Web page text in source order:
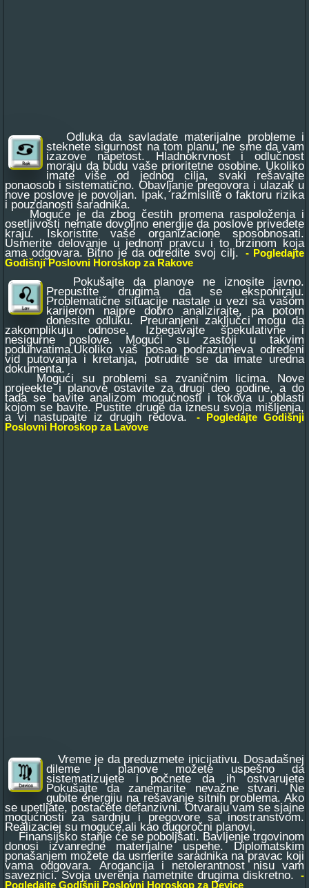
Odluka da savladate materijalne probleme i
steknete sigurnost na tom planu, ne sme da vam
izazove napetost. Hladnokrvnost i odlučnost
moraju da budu vaše prioritetne osobine. Ukoliko
imate više od jednog cilja, svaki rešavajte
ponaosob i sistematično. Obavljanje pregovora i ulazak u
nove poslove je povoljan. Ipak, razmislite o faktoru rizika
i pouzdanosti saradnika.
Moguće je da zbog čestih promena raspoloženja i
osetljivosti nemate dovoljno energije da poslove privedete
kraju. Iskoristite vaše organizacione sposobnosati.
Usmerite delovanje u jednom pravcu i to brzinom koja
ama odgovara. Bitno je da odredite svoj cilj.
- Pogledajte
Godišnji Poslovni Horoskop za Rakove
Pokušajte da planove ne iznosite javno.
Prepustite drugima da se eksponiraju.
Problematične situacije nastale u vezi sa vašom
karijerom najpre dobro analizirajte, pa potom
donesite odluku. Preuranjeni zaključci mogu da
zakomplikuju odnose. Izbegavajte špekulativne i
nesigurne poslove. Mogući su zastoji u takvim
poduhvatima.Ukoliko vaš posao podrazumeva određeni
vid putovanja i kretanja, potrudite se da imate uredna
dokumenta.
Mogući su problemi sa zvaničnim licima. Nove
projeekte i planove ostavite za drugi deo godine, a do
tada se bavite analizom mogućnosti i tokova u oblasti
kojom se bavite. Pustite druge da iznesu svoja mišljenja,
a vi nastupajte iz drugih redova.
- Pogledajte Godišnji
Poslovni Horoskop za Lavove
Vreme je da preduzmete inicijativu. Dosadašnej
dileme i planove možete uspešno da
sistematizujete i počnete da ih ostvarujete
Pokušajte da zanemarite nevažne stvari. Ne
gubite energiju na rešavanje sitnih problema. Ako
se upetljate, postaćete defanzivni. Otvaraju vam se sjajne
mogućnosti za sardnju i pregovore sa inostranstvom.
Realizaciej su moguće,ali kao dugoročni planovi.
Finansijsko stanje će se poboljšati. Bavljenje trgovinom
donosi izvanredne materijalne uspehe. Diplomatskim
ponašanjem možete da usmerite saradnika na pravac koji
vama odgovara. Arogancija i netolerantnost nisu vam
saveznici. Svoja uverenja nametnite drugima diskretno.
-
Pogledajte Godišnji Poslovni Horoskop za Device